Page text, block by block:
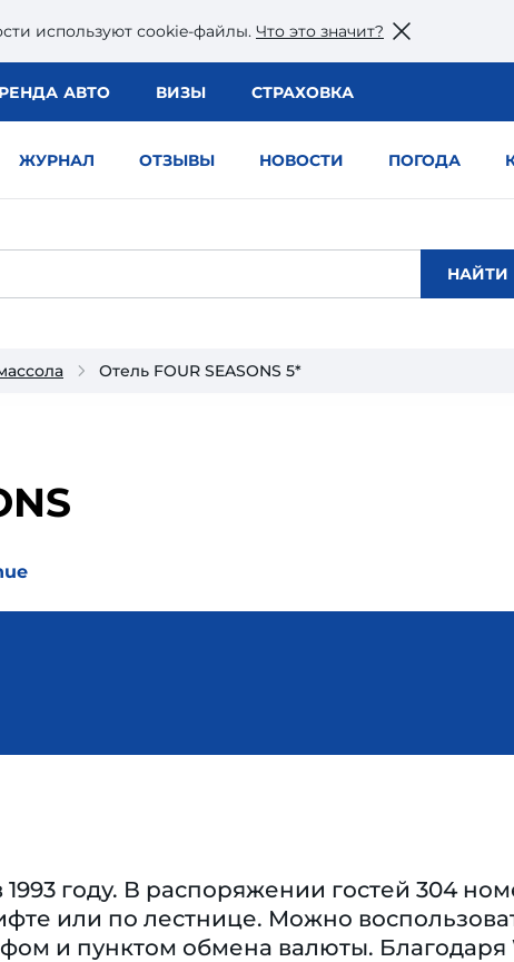
используют сookie-файлы. Что это значит?
АВТО ВИЗЫ СТРАХОВКА
ЖУРНАЛ ОТЗЫВЫ НОВОСТИ ПОГОДА
Отель FOUR SEASONS 5*
году. В распоряжении гостей 304
или по лестнице. Можно
и пунктом обмена валюты.